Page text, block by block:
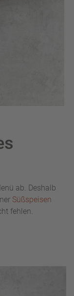
ab. Deshalb
Süßspeisen
fehlen.